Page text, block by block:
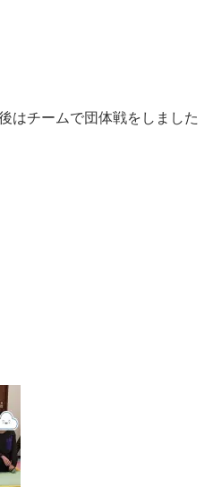
はチームで団体戦をしました